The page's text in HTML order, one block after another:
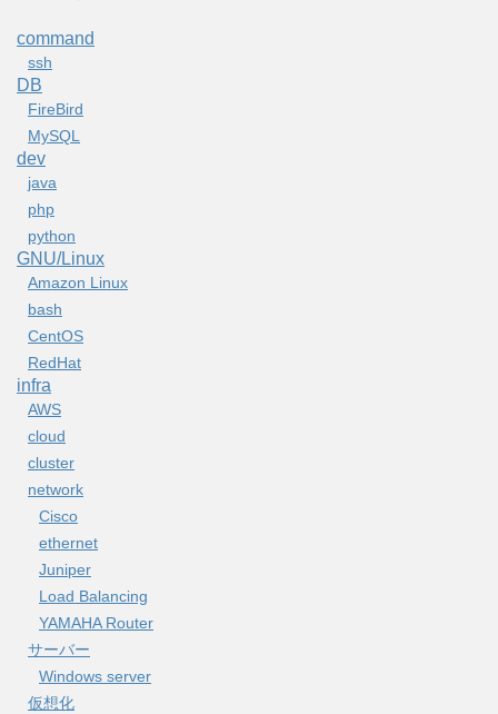
command
ssh
DB
FireBird
MySQL
dev
java
php
python
GNU/Linux
Amazon Linux
bash
CentOS
RedHat
infra
AWS
cloud
cluster
network
Cisco
ethernet
Juniper
Load Balancing
YAMAHA Router
サーバー
Windows server
仮想化